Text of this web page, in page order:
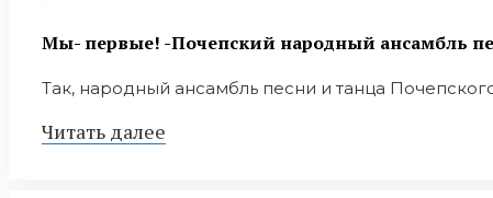
Мы- первые! -Почепский народный ансамбль
Так, народный ансамбль песни и танца
Читать далее